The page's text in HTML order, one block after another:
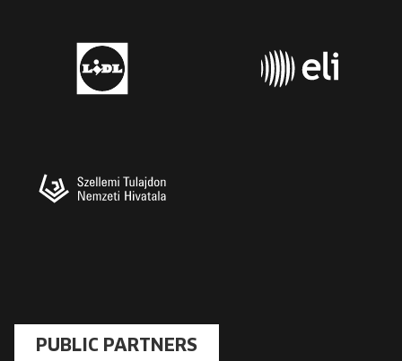
PUBLIC PARTNERS